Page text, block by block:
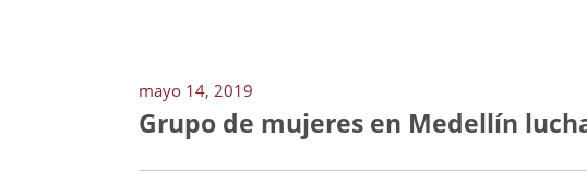
mayo 14, 2019
Grupo de mujeres en Medellín